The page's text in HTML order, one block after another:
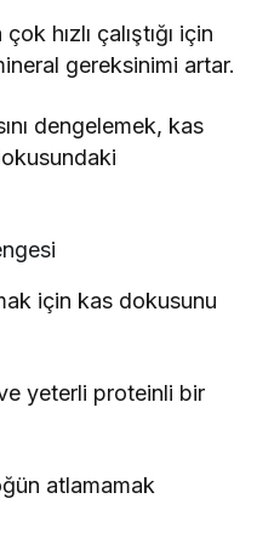
hızlı çalıştığı için
gereksinimi artar.
dengelemek, kas
için kas dokusunu
yeterli proteinli bir
atlamamak